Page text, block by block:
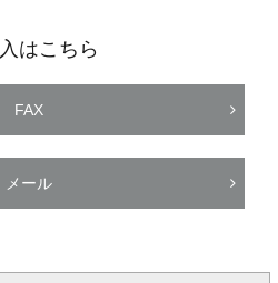
はこちら
FAX
メール